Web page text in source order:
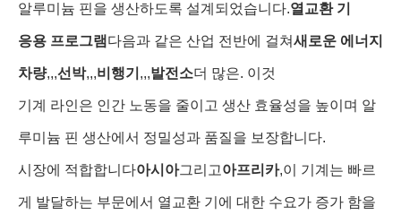
알루미늄 핀을 생산하도록 설계되었습니다.열교환 기
응용 프로그램 다음과 같은 산업 전반에 걸쳐새로운 에너지
차량,,,선박,,,비행기 ,,,발전소더 많은. 이것
기계 라인은 인간 노동을 줄이고 생산 효율성을 높이며 알
루미늄 핀 생산에서 정밀성과 품질을 보장합니다.
시장에 적합합니다아시아그리고아프리카,이 기계는 빠르
게 발달하는 부문에서 열교환 기에 대한 수요가 증가 함을